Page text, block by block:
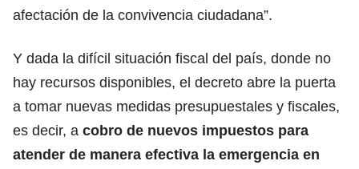
afectación de la convivencia ciudadana”.
Y dada la difícil situación fiscal del país, donde no
hay recursos disponibles, el decreto abre la puerta
a tomar nuevas medidas presupuestales y fiscales,
es decir, a cobro de nuevos impuestos para
atender de manera efectiva la emergencia en